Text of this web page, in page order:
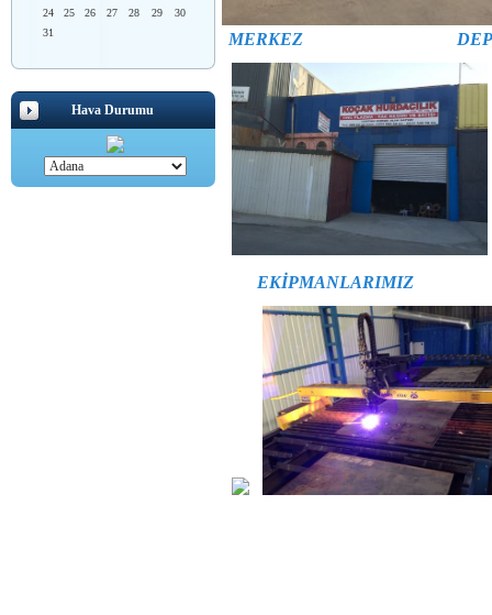
24
25 26 27 28 29
30
31
Hava Durumu
MERKEZ
EKİPMANLARIMIZ